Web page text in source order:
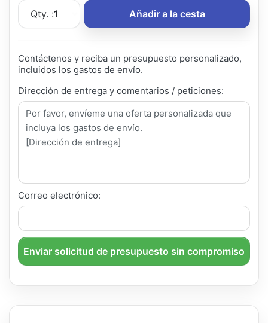
Qty. :1 Añadir a la cesta
Contáctenos y reciba un presupuesto personalizado,
incluidos los gastos de envío.
Dirección de entrega y comentarios / peticiones:
Correo electrónico:
Enviar solicitud de presupuesto sin compromiso